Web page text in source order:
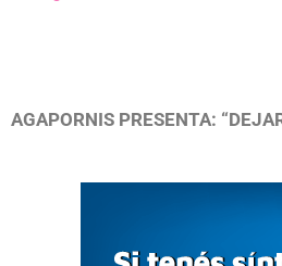
AGAPORNIS PRESENTA: